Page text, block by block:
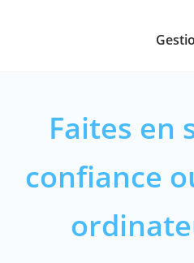
Faites en
confiance